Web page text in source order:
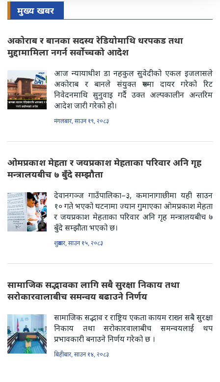
मुख्य खबर
अकोराब र बानका सदस्य रेडियोमाथि धरपकड तथा
मुद्दामामिला नगर्न सर्वोच्चको आदेश
आज न्यायाधीश डा नहकुल सुवेदीको एकल इजलासले
अकोराब र बानले संयुक्त रूपमा दायर गरेको रिट
निवेदनमाथि सुनुवाइ गर्दै उक्त अल्पकालीन अन्तरिम
आदेश जारी गरेको हो।
मंगलबार, साउन १९, २०८३
ओमप्रकाश मेहता र जयप्रकाश मेहताका परिवार अनि गृह
मन्त्रालयबीच ७ बुँदे सम्झौता
देवानगञ्ज गाउँपालिका–३, कमानागाछीमा यही साउन
१० गते भएको घटनामा ज्यान गुमाएका ओमप्रकाश मेहता
र जयप्रकाश मेहताका परिवार अनि गृह मन्त्रालयबीच ७
बुँदे सम्झौता भएको छ।
शुक्रबार, साउन १५, २०८३
सामाजिक सद्भावका लागि सबै सुरक्षा निकाय तथा
सरोकारवालाबीच समन्वय बढाउने निर्णय
सामाजिक सद्भाव र राष्ट्रिय एकता कायम राख्न सबै सुरक्षा
निकाय तथा सरोकारवालाबीच समन्वयलाई थप
प्रभावकारी बनाउने निर्णय गरेको छ ।
बिहीबार, साउन १४, २०८३